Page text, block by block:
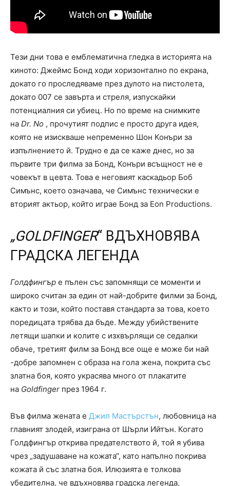
Тези дни това е емблематична гледка в историята на
киното: Джеймс Бонд ходи хоризонтално по екрана,
докато го проследяваме през дулото на пистолета,
докато 007 се завърта и стреля, изпускайки
потенциалния си убиец. Но по време на снимките
на Dr. No , прочутият подпис е просто друга идея,
която не изискваше непременно Шон Конъри за
изпълнението й. Трудно е да се каже днес, но за
първите три филма за Бонд, Конъри всъщност не е
човекът в цевта. Това е неговият каскадьор Боб
Симънс, което означава, че Симънс технически е
вторият актьор, който играе Бонд за Eon Productions.
„GOLDFINGER“ ВДЪХНОВЯВА
ГРАДСКА ЛЕГЕНДА
Голдфингър е пълен със запомнящи се моменти и
широко считан за един от най-добрите филми за Бонд,
както и този, който поставя стандарта за това, което
поредицата трябва да бъде. Между убийствените
летящи шапки и колите с изхвърлящи се седалки
обаче, третият филм за Бонд все още е може би най
-добре запомнен с образа на гола жена, покрита със
златна боя, която украсява много от плакатите
на Goldfinger през 1964 г.
Във филма жената е Джил Мастърстън, любовница на
главният злодей, изиграна от Шърли Ийтън. Когато
Голдфингър открива предателството й, той я убива
чрез „задушаване на кожата“, като напълно покрива
кожата й със златна боя. Илюзията е толкова
убедителна, че вдъхновява градска легенда,